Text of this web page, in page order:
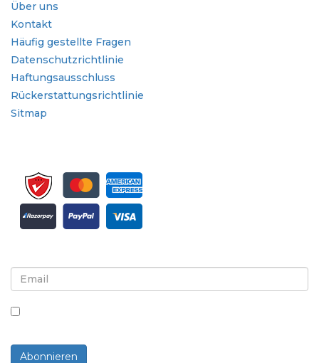
Über uns
Kontakt
Häufig gestellte Fragen
Datenschutzrichtlinie
Haftungsausschluss
Rückerstattungsrichtlinie
Sitmap
Abonnieren